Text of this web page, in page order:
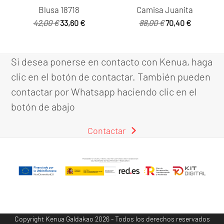
Blusa 18718
42,00€El
42,00 €.
33,60 €El
33,60 €.
Camisa Juanita
88,00€El
88,00 €.
70,40 €El
70,40 €.
Si desea ponerse en contacto con Kenua, haga
clic en el botón de contactar. También pueden
contactar por Whatsapp haciendo clic en el
botón de abajo
Contactar
Copyright Kenua Galdakao 2026 - Todos los derechos reservados